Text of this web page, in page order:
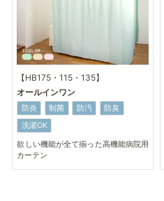
【HB175・115・135】
オールインワン
防炎 制菌 防汚
防臭
洗濯OK
欲しい機能が全て揃った高機能病院用
カーテン